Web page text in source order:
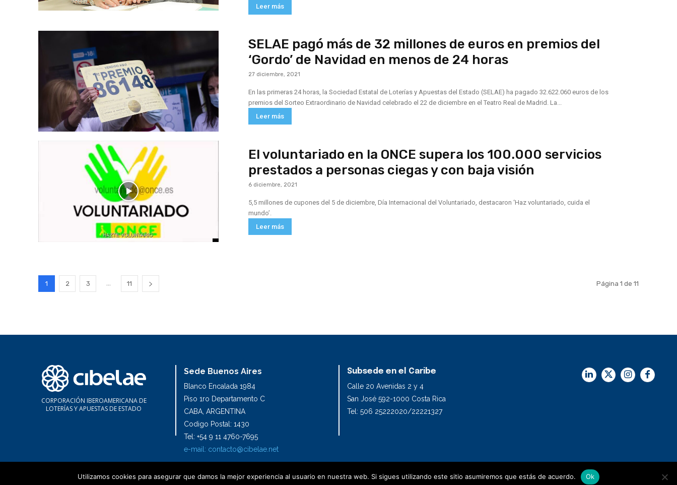
Leer más
SELAE pagó más de 32 millones de euros en premios del
‘Gordo’ de Navidad en menos de 24 horas
27 diciembre, 2021
En las primeras 24 horas, la Sociedad Estatal de Loterías y Apuestas del Estado (SELAE) ha pagado 32.622.060 euros de los
premios del Sorteo Extraordinario de Navidad celebrado el 22 de diciembre en el Teatro Real de Madrid. La...
Leer más
El voluntariado en la ONCE supera los 100.000 servicios
prestados a personas ciegas y con baja visión
6 diciembre, 2021
5,5 millones de cupones del 5 de diciembre, Día Internacional del Voluntariado, destacaron ‘Haz voluntariado, cuida el
mundo’.
Leer más
1 2 3 ... 11 Página 1 de 11
CORPORACIÓN IBEROAMERICANA DE
LOTERÍAS Y APUESTAS DE ESTADO
Sede Buenos Aires
Blanco Encalada 1984
Piso 1ro Departamento C
CABA, ARGENTINA
Codigo Postal: 1430
Tel: +54 9 11 4760-7695
e-mail: contacto@cibelae.net
Subsede en el Caribe
Calle 20 Avenidas 2 y 4
San José 592-1000 Costa Rica
Tel: 506 25222020/22221327
Utilizamos cookies para asegurar que damos la mejor experiencia al usuario en nuestra web. Si sigues utilizando este sitio asumiremos que estás de acuerdo. Ok